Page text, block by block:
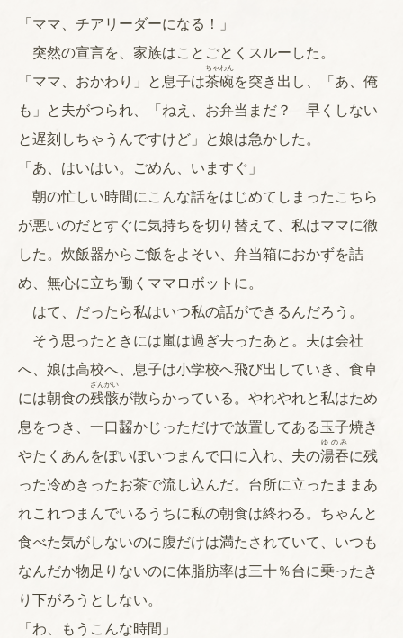
「ママ、チアリーダーになる！」
突然の宣言を、家族はことごとくスルーした。
「ママ、おかわり」と息子は茶碗
ちゃわん
を突き出し、「あ、俺
も」と夫がつられ、「ねえ、お弁当まだ？ 早くしない
と遅刻しちゃうんですけど」と娘は急かした。
「あ、はいはい。ごめん、いますぐ」
朝の忙しい時間にこんな話をはじめてしまったこちら
が悪いのだとすぐに気持ちを切り替えて、私はママに徹
した。炊飯器からご飯をよそい、弁当箱におかずを詰
め、無心に立ち働くママロボットに。
はて、だったら私はいつ私の話ができるんだろう。
そう思ったときには嵐は過ぎ去ったあと。夫は会社
へ、娘は高校へ、息子は小学校へ飛び出していき、食卓
には朝食の残骸
ざんがい
が散らかっている。やれやれと私はため
息をつき、一口齧かじっただけで放置してある玉子焼き
やたくあんをぽいぽいつまんで口に入れ、夫の湯吞
ゆのみ
に残
った冷めきったお茶で流し込んだ。台所に立ったままあ
れこれつまんでいるうちに私の朝食は終わる。ちゃんと
食べた気がしないのに腹だけは満たされていて、いつも
なんだか物足りないのに体脂肪率は三十％台に乗ったき
り下がろうとしない。
「わ、もうこんな時間」